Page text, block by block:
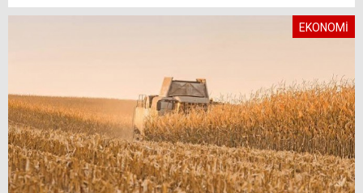
EKONOMİ